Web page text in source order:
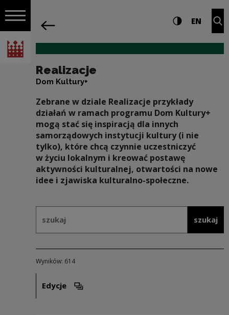
Włącz nawigację
Narodowe Centrum Kultury
Nawigacja Ustawienia i Wysoki
EN
Realizacje
Dom Kultury+
Zebrane w dziale Realizacje przykłady
działań w ramach programu Dom Kultury+
mogą stać się inspiracją dla innych
samorządowych instytucji kultury (i nie
tylko), które chcą czynnie uczestniczyć
w życiu lokalnym i kreować postawę
aktywności kulturalnej, otwartości na nowe
idee i zjawiska kulturalno-społeczne.
Formularz wyszukiwania w szukaj
Wyników: 614
Edycje
Otwórz opcje filtrowania. Uwaga: spowoduje